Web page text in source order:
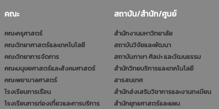
คณะ
คณะครุศาสตร์
คณะวิทยาศาสตร์และเทคโนโลยี
คณะวิทยาการจัดการ
คณะมนุษยศาสตร์และสังคมศาสตร์
คณะพยาบาลศาสตร์
โรงเรียนการเรือน
โรงเรียนการท่องเที่ยวและการบริการ
สถาบัน/สำนัก/ศูนย์
สำนักงานมหาวิทยาลัย
สถาบันวิจัยและพัฒนา
สถาบันภาษา ศิลปะ และวัฒนธรรม
สำนักวิทยบริการและเทคโนโลยี
สารสนเทศ
สำนักส่งเสริมวิชาการและงานทะเบียน
สำนักยุทธศาสตร์และแผน